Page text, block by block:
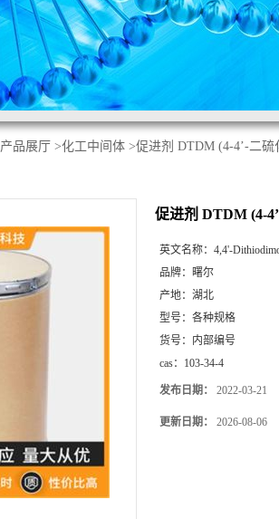
产品展厅 >化工中间体 >促进剂 DTDM (4-4’-二硫
促进剂 DTDM (4-
英文名称： 4,4'-
品牌： 曙尔
产地： 湖北
型号： 各种规格
货号：
内部编号
cas： 103-34-4
发布日期： 2022-03-21
更新日期： 2026-08-06